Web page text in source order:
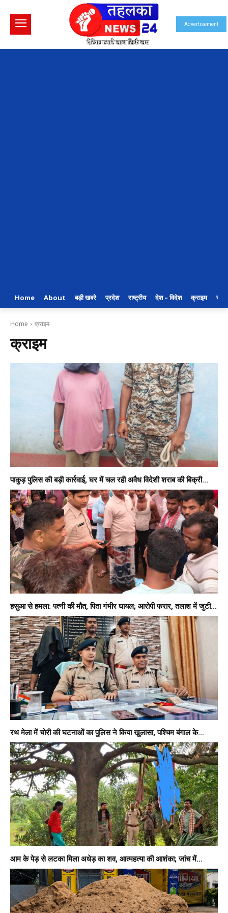
Advertisement
Home About बड़ी खबरे प्रदेश राष्ट्रीय देश – विदेश क्राइम
Home क्राइम
क्राइम
पाकुड़ पुलिस की बड़ी कार्रवाई, घर में चल रही अवैध विदेशी शराब की बिक्री...
हसुआ से हमला: पत्नी की मौत, पिता गंभीर घायल; आरोपी फरार, तलाश में जुटी...
रथ मेला में चोरी की घटनाओं का पुलिस ने किया खुलासा, पश्चिम बंगाल के...
आम के पेड़ से लटका मिला अधेड़ का शव, आत्महत्या की आशंका; जांच में...